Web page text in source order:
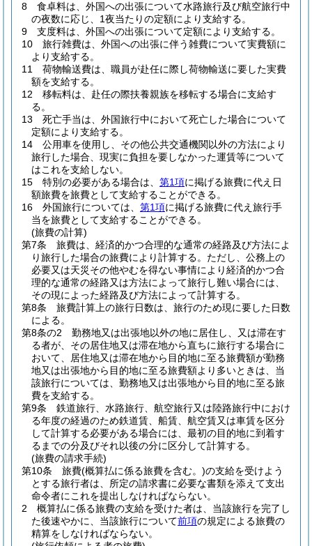
8
食卓料は、外国への出張について水路旅行及び航空旅行中
の夜数に応じ、1夜当たりの定額により支給する。
9
支度料は、外国への出張について定額により支給する。
10
旅行雑費は、外国への出張に伴う雑費について実費額に
より支給する。
11
荷物輸送費は、職員が赴任に際し荷物輸送に要した実費
額を支給する。
12
移転料は、赴任の際扶養親族を移転する場合に支給す
る。
13
死亡手当は、外国旅行中において死亡した場合について
定額により支給する。
14
公用車を使用し、その他公共交通機関以外の方法により
旅行した場合、現実に負担を要しなかった運賃等について
はこれを支給しない。
15
特別の必要がある場合は、 第1項に掲げる旅費に代え日
額旅費を旅費として支給することができる。
16
外国旅行については、 第1項に掲げる旅費に代え旅行手
当を旅費として支給することができる。
(旅費の計算)
第7条
旅費は、経済的かつ合理的な通常の経路及び方法によ
り旅行した場合の旅費により計算する。 ただし、公務上の
必要又は天災その他やむを得ない事情により経済的かつ合
理的な通常の経路又は方法によって旅行し難い場合には、
その現によった経路及び方法によって計算する。
第8条
旅費計算上の旅行日数は、旅行のため現に要した日数
による。
第8条の2
勤務地又は出張地以外の地に居住し、又は滞在す
る者が、その居住地又は滞在地から直ちに旅行する場合に
おいて、居住地又は滞在地から目的地に至る旅費額が勤務
地又は出張地から目的地に至る旅費額より多いときは、当
該旅行については、勤務地又は出張地から目的地に至る旅
費を支給する。
第9条
鉄道旅行、水路旅行、航空旅行又は陸路旅行中におけ
る年度の経過のため鉄道賃、船賃、航空賃又は車賃を区分
して計算する必要がある場合には、最初の目的地に到着す
るまでの分及びそれ以後の分に区分して計算する。
(旅費の請求手続)
第10条
旅費(概算払に係る旅費を含む。)の支給を受けよう
とする旅行者は、所定の請求書に必要な書類を添えて支出
命令者にこれを提出しなければならない。
2
概算払に係る旅費の支給を受けた者は、当該旅行を完了し
た後速やかに、当該旅行について前項の規定による旅費の
精算をしなければならない。